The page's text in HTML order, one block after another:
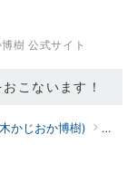
樹 公式サイト
こないます！
かじおか博樹) ブロ